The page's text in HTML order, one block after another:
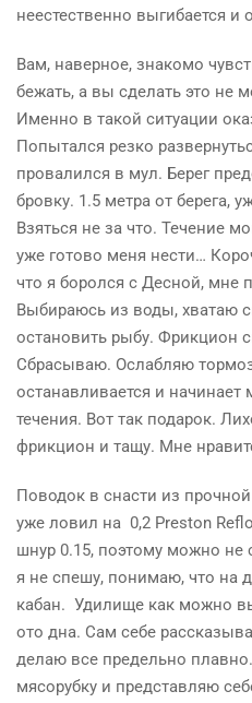
неестественно выгибается и
Вам, наверное, знакомо
бежать, а вы сделать это не
Именно в такой ситуации
Попытался резко
провалился в мул. Берег
бровку. 1.5 метра от берега,
Взяться не за что. Течение
уже готово меня нести…
что я боролся с Десной, мне
Выбираюсь из воды, хватаю
остановить рыбу. Фрикцион
Сбрасываю. Ослабляю
останавливается и
течения. Вот так подарок.
фрикцион и тащу. Мне
Поводок в снасти из
уже ловил на 0,2 Preston Reflo
шнур 0.15, поэтому можно не
я не спешу, понимаю, что на
кабан. Удилище как можно
ото дна. Сам себе
делаю все предельно плавно.
мясорубку и представляю